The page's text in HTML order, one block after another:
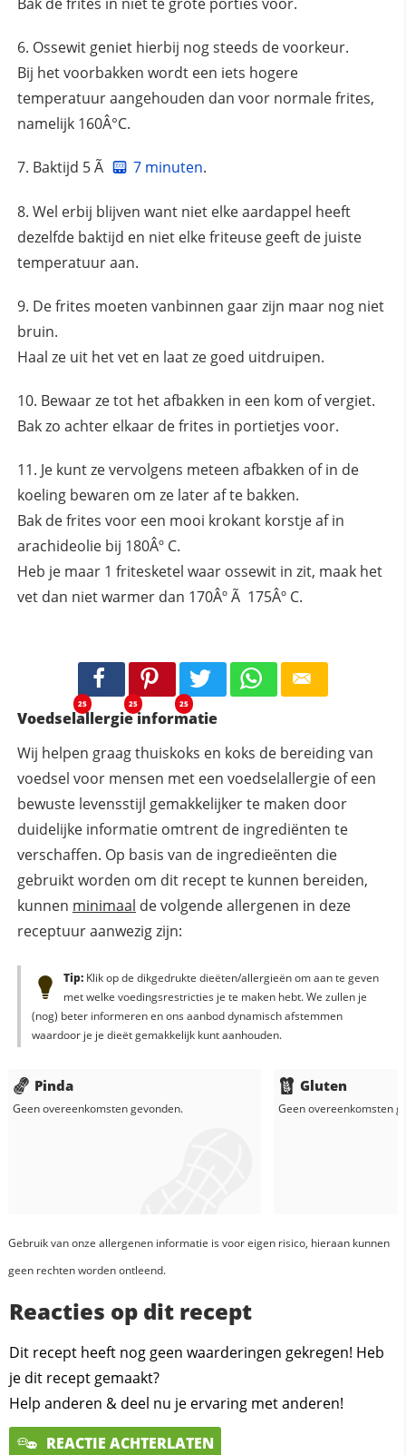
Ossewit geniet hierbij nog steeds de voorkeur.
Bij het voorbakken wordt een iets hogere
temperatuur aangehouden dan voor normale frites,
namelijk 160Â°C.
Baktijd 5 Ã 7 minuten.
Wel erbij blijven want niet elke aardappel heeft
dezelfde baktijd en niet elke friteuse geeft de juiste
temperatuur aan.
De frites moeten vanbinnen gaar zijn maar nog niet
bruin.
Haal ze uit het vet en laat ze goed uitdruipen.
Bewaar ze tot het afbakken in een kom of vergiet.
Bak zo achter elkaar de frites in portietjes voor.
Je kunt ze vervolgens meteen afbakken of in de
koeling bewaren om ze later af te bakken.
Bak de frites voor een mooi krokant korstje af in
arachideolie bij 180Âº C.
Heb je maar 1 fritesketel waar ossewit in zit, maak het
vet dan niet warmer dan 170Âº Ã 175Âº C.
25 25 25
Voedselallergie informatie
Wij helpen graag thuiskoks en koks de bereiding van
voedsel voor mensen met een voedselallergie of een
bewuste levensstijl gemakkelijker te maken door
duidelijke informatie omtrent de ingrediënten te
verschaffen. Op basis van de ingredieënten die
gebruikt worden om dit recept te kunnen bereiden,
kunnen minimaal de volgende allergenen in deze
receptuur aanwezig zijn:
Tip:Klik op de dikgedrukte dieëten/allergieën om aan te geven
met welke voedingsrestricties je te maken hebt. We zullen je
(nog) beter informeren en ons aanbod dynamisch afstemmen
waardoor je je dieët gemakkelijk kunt aanhouden.
Pinda
Geen overeenkomsten gevonden.
Gluten
Geen overeenkomsten
Gebruik van onze allergenen informatie is voor eigen risico, hieraan kunnen
geen rechten worden ontleend.
Reacties op dit recept
Dit recept heeft nog geen waarderingen gekregen! Heb
je dit recept gemaakt?
Help anderen & deel nu je ervaring met anderen!
REACTIE ACHTERLATEN